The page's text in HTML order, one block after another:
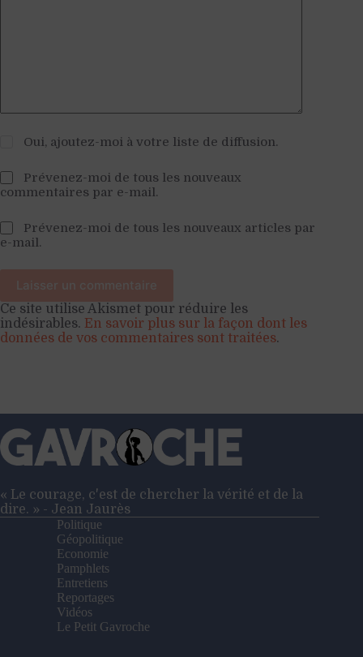
Oui, ajoutez-moi à votre liste de diffusion.
Prévenez-moi de tous les nouveaux
commentaires par e-mail.
Prévenez-moi de tous les nouveaux articles par
e-mail.
Laisser un commentaire
Ce site utilise Akismet pour réduire les
indésirables. En savoir plus sur la façon dont les
données de vos commentaires sont traitées.
« Le courage, c'est de chercher la vérité et de la
dire. » - Jean Jaurès
Politique
Géopolitique
Economie
Pamphlets
Entretiens
Reportages
Vidéos
Le Petit Gavroche